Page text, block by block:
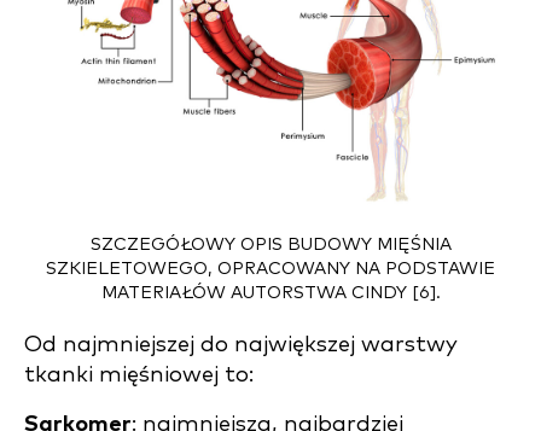
SZCZEGÓŁOWY OPIS BUDOWY MIĘŚNIA
SZKIELETOWEGO, OPRACOWANY NA PODSTAWIE
MATERIAŁÓW AUTORSTWA CINDY [6].
Od najmniejszej do największej warstwy
tkanki mięśniowej to:
Sarkomer: najmniejsza, najbardziej